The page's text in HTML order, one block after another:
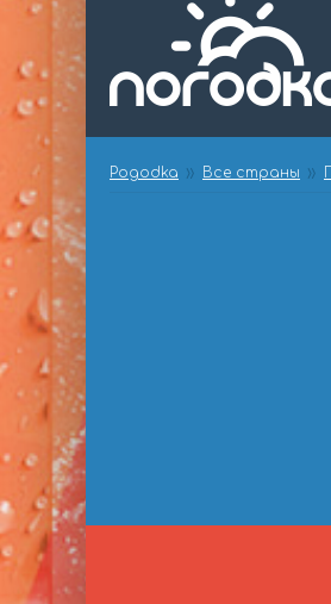
Pogodka Все страны